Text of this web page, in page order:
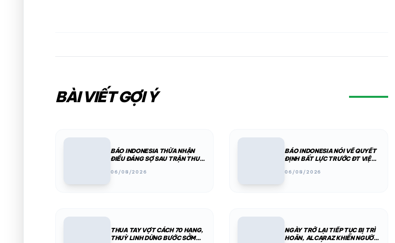
BÀI VIẾT GỢI Ý
BÁO INDONESIA THỪA NHẬN
ĐIỀU ĐÁNG SỢ SAU TRẬN THUA
06/08/2026
BÁO INDONESIA NÓI VỀ QUYẾT
ĐỊNH BẤT LỰC TRƯỚC ĐT VIỆT
06/08/2026
THUA TAY VỢT CÁCH 70 HẠNG,
THUỲ LINH DỪNG BƯỚC SỚM
NGÀY TRỞ LẠI TIẾP TỤC BỊ TRÌ
HOÃN, ALCARAZ KHIẾN NGƯỜI